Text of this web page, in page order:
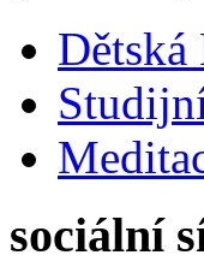
Dětská
sociální